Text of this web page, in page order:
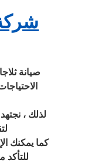
شركة
صيانة
لذلك ،
كما يمكنك